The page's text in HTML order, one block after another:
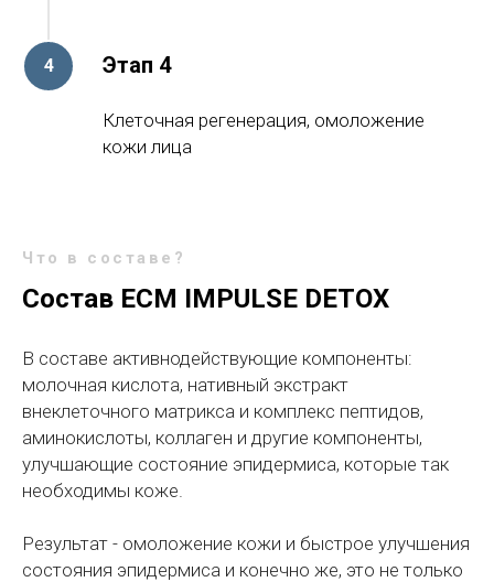
Этап 4
Клеточная регенерация, омоложение
кожи лица
Что в составе?
Состав ECM IMPULSE DETOX
В составе активнодействующие компоненты:
молочная кислота, нативный экстракт
внеклеточного матрикса и комплекс пептидов,
аминокислоты, коллаген и другие компоненты,
улучшающие состояние эпидермиса, которые так
необходимы коже.
Результат - омоложение кожи и быстрое улучшения
состояния эпидермиса и конечно же, это не только